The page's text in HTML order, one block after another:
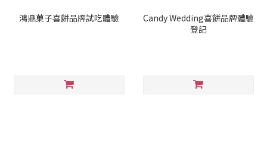
鴻鼎菓子喜餅品牌試吃體驗
Candy Wedding喜餅品牌體驗
登記